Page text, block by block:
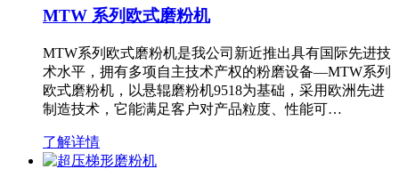
MTW 系列欧式磨粉机
MTW系列欧式磨粉机是我公司新近推出具有国际先进技
术水平，拥有多项自主技术产权的粉磨设备—MTW系列
欧式磨粉机，以悬辊磨粉机9518为基础，采用欧洲先进
制造技术，它能满足客户对产品粒度、性能可…
了解详情